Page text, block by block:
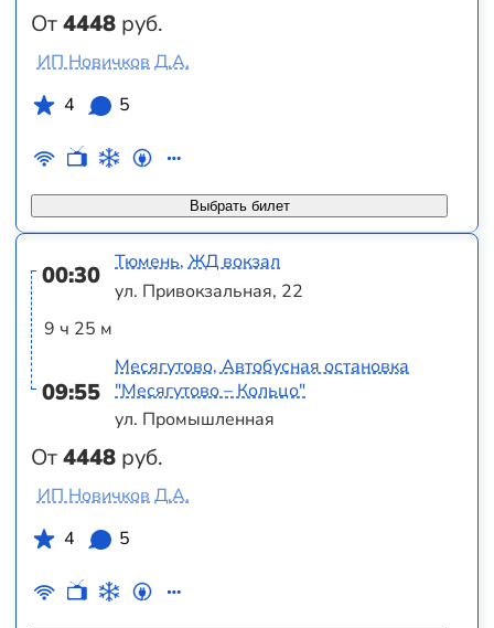
От4448 руб.
Выбрать билет
ИП Новичков Д.А.
4
5
00:30
9 ч 25 м
09:55
От4448 руб.
Тюмень, ЖД вокзал
ул. Привокзальная, 22
Месягутово, Автобусная остановка
"Месягутово – Кольцо"
ул. Промышленная
ИП Новичков Д.А.
4
5